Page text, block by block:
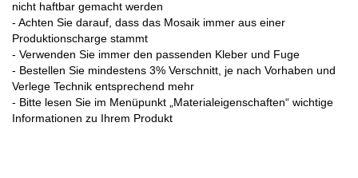
nicht haftbar gemacht werden
- Achten Sie darauf, dass das Mosaik immer aus einer
Produktionscharge stammt
- Verwenden Sie immer den passenden Kleber und Fuge
- Bestellen Sie mindestens 3% Verschnitt, je nach Vorhaben und
Verlege Technik entsprechend mehr
- Bitte lesen Sie im Menüpunkt „Materialeigenschaften“ wichtige
Informationen zu Ihrem Produkt